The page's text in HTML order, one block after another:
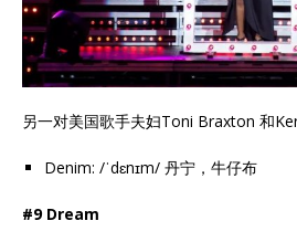
另一对美国歌手夫妇Toni Braxton 和
Denim: /ˈdɛnɪm/ 丹宁，牛仔布
#9 Dream